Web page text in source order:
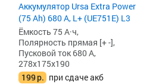
Аккумулятор Ursa Extra Power
(75 Ah) 680 А, L+ (UE751E) L3
Ёмкость 75 А·ч,
Полярность прямая [+ -],
Пусковой ток 680 А,
278x175x190
199р. при сдаче акб